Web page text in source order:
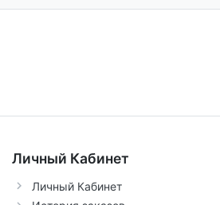
Личный Кабинет
Личный Кабинет